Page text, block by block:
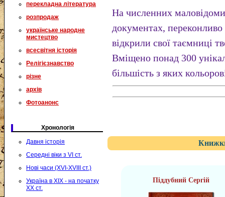
перекладна література
розпродаж
українське народне
мистецтво
всесвітня історія
Релігієзнавство
різне
архів
Фотоанонс
Хронологія
Давня історія
Середні віки з VI ст.
Нові часи (XVI-XVIII ст.)
Україна в XIX - на початку
XX ст.
На численних
документах,
відкрили свої таємниці
Вміщено понад 300
більшість з яких
Піддубний Сергій